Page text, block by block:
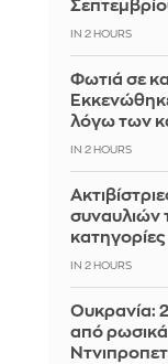
IN 2 HOURS
Φωτιά σε
λόγω των
IN 2 HOURS
συναυλιών
IN 2 HOURS
Ουκρανία:
από